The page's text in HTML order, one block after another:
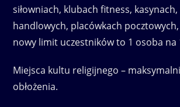
siłowniach, klubach fitness,
handlowych, placówkach
nowy limit uczestników to 1 osoba na
Miejsca kultu religijnego –
obłożenia.